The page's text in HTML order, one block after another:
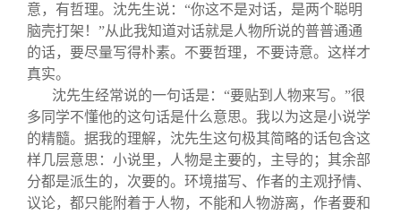
意，有哲理。沈先生说：“你这不是对话，是两个聪明
脑壳打架！”从此我知道对话就是人物所说的普普通通
的话，要尽量写得朴素。不要哲理，不要诗意。这样才
真实。
沈先生经常说的一句话是：“要贴到人物来写。”很
多同学不懂他的这句话是什么意思。我以为这是小说学
的精髓。据我的理解，沈先生这句极其简略的话包含这
样几层意思：小说里，人物是主要的，主导的；其余部
分都是派生的，次要的。环境描写、作者的主观抒情、
议论，都只能附着于人物，不能和人物游离，作者要和